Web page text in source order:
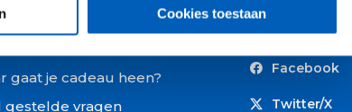
Cookies toestaan
een cadeau met
gaat je cadeau heen?
gestelde vragen
Instagram
Facebook
Twitter/X